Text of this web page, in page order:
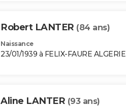
Robert LANTER (84 ans)
Naissance
23/01/1939 à FELIX-FAURE ALGERIE
Aline LANTER (93 ans)